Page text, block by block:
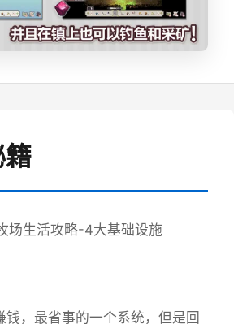
场生活攻略-4大基础设施
钱，最省事的一个系统，但是回